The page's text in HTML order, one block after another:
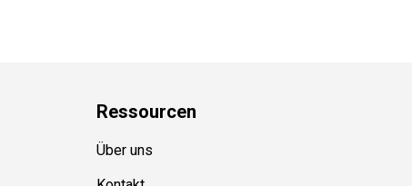
Ressourcen
Über uns
Kontakt